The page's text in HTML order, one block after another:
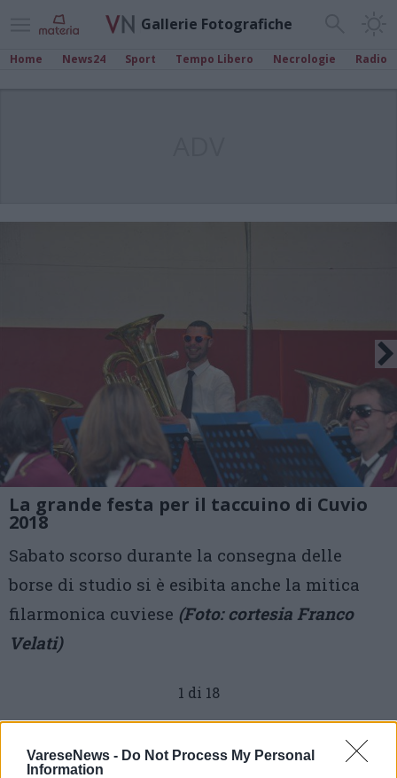
VareseNews - Do Not Process My Personal
Information
Gallerie Fotografiche
Home News24 Sport Tempo Libero Necrologie Radio
La grande festa per il taccuino di Cuvio
2018
Sabato scorso durante la consegna delle
borse di studio si è esibita anche la mitica
filarmonica cuviese (Foto: cortesia Franco
Velati)
1 di 18
TAG
cuvio